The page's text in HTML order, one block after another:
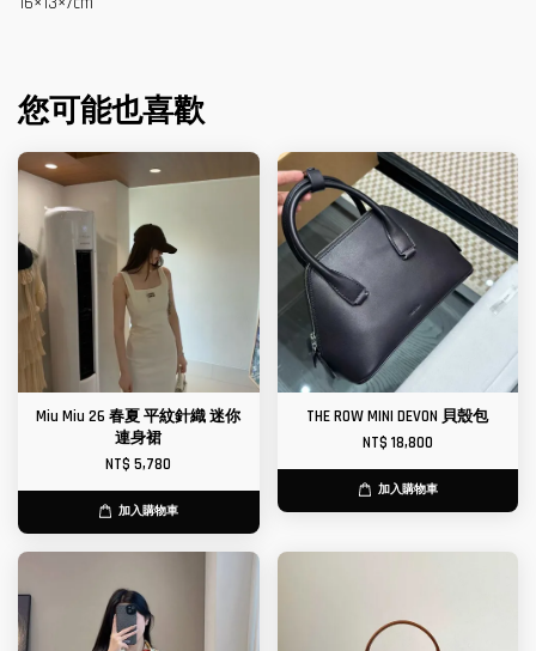
您可能也喜歡
Miu Miu 26 春夏 平紋針織 迷你
連身裙
NT$ 5,780
加入購物車
THE ROW MINI DEVON 貝殼包
NT$ 18,800
加入購物車